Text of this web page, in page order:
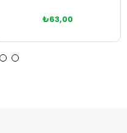
₺63,00